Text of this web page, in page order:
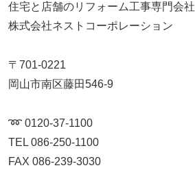
住宅と店舗のリフォーム工事専門会社
株式会社ネストコーポレーション
〒701-0221
岡山市南区藤田546-9
➿ 0120-37-1100
TEL 086-250-1100
FAX 086-239-3030